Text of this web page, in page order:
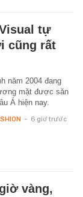
tự
cũng rất
năm 2004 đang
mặt được săn
Á hiện nay.
- 6 giờ trước
vàng,